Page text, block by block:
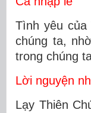
Tình yêu của
chúng ta,
trong chúng
Lời nguyện
Lạy Thiên